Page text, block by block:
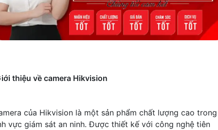
thiệu về camera Hikvision
của Hikvision là một sản phẩm chất lượng cao trong
vực giám sát an ninh. Được thiết kế với công nghệ tiên